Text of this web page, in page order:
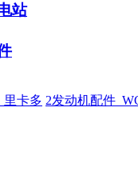
站
里卡多 2发动机配件